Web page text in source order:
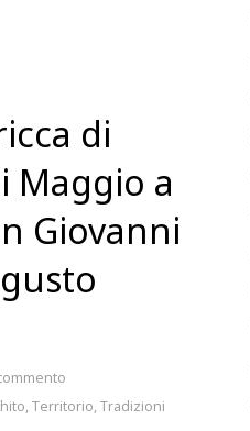
di
Maggio a
Giovanni
,Territorio,Tradizioni